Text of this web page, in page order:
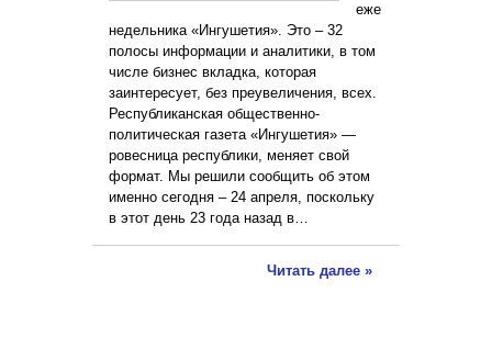
еже
недельника «Ингушетия». Это – 32
полосы информации и аналитики, в том
числе бизнес вкладка, которая
заинтересует, без преувеличения, всех.
Республиканская общественно-
политическая газета «Ингушетия» —
ровесница республики, меняет свой
формат. Мы решили сообщить об этом
именно сегодня – 24 апреля, поскольку
в этот день 23 года назад в…
Читать далее »